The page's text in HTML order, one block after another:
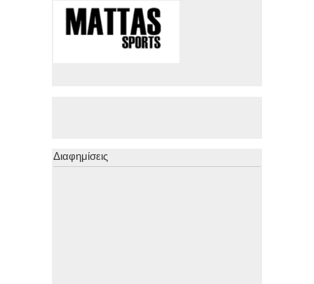
Διαφημίσεις